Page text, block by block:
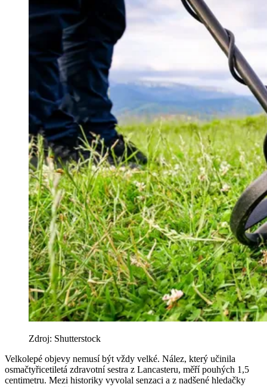
Zdroj: Shutterstock
Velkolepé objevy nemusí být vždy velké. Nález, který učinila
osmačtyřicetiletá zdravotní sestra z Lancasteru, měří pouhých 1,5
centimetru. Mezi historiky vyvolal senzaci a z nadšené hledačky